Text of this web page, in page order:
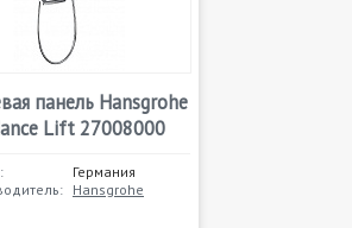
панель Hansgrohe
Lift 27008000
Германия
Hansgrohe